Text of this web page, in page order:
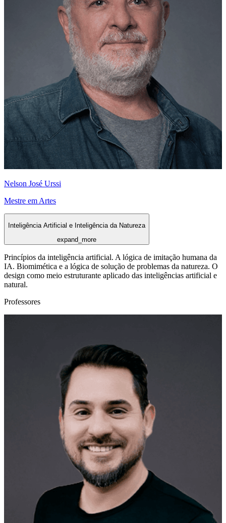
Nelson José Urssi
Mestre em Artes
Inteligência Artificial e Inteligência da Natureza
expand_more
Princípios da inteligência artificial. A lógica de imitação humana da
IA. Biomimética e a lógica de solução de problemas da natureza. O
design como meio estruturante aplicado das inteligências artificial e
natural.
Professores